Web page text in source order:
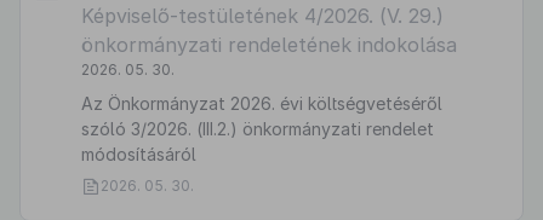
Képviselő-testületének 4/2026. (V. 29.)
önkormányzati rendeletének indokolása
2026. 05. 30.
Az Önkormányzat 2026. évi költségvetéséről
szóló 3/2026. (III.2.) önkormányzati rendelet
módosításáról
2026. 05. 30.